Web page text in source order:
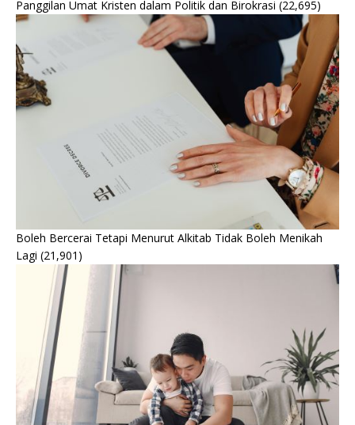
Panggilan Umat Kristen dalam Politik dan Birokrasi (22,695)
Boleh Bercerai Tetapi Menurut Alkitab Tidak Boleh Menikah
Lagi (21,901)